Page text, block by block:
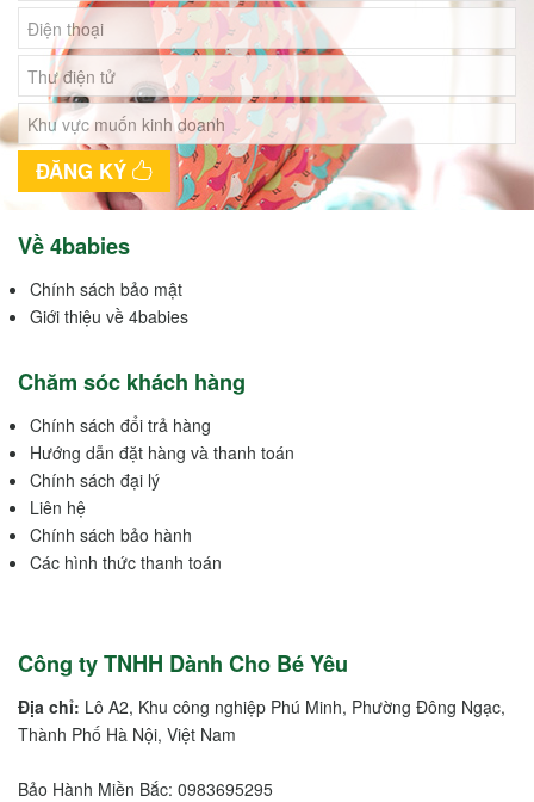
ĐĂNG KÝ
Về 4babies
Chính sách bảo mật
Giới thiệu về 4babies
Chăm sóc khách hàng
Chính sách đổi trả hàng
Hướng dẫn đặt hàng và thanh toán
Chính sách đại lý
Liên hệ
Chính sách bảo hành
Các hình thức thanh toán
Công ty TNHH Dành Cho Bé Yêu
Địa chỉ: Lô A2, Khu công nghiệp Phú Minh, Phường Đông Ngạc,
Thành Phố Hà Nội, Việt Nam
Bảo Hành Miền Bắc: 0983695295